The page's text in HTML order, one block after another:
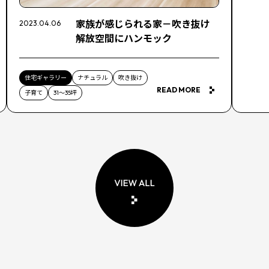
2023.04.06
家族が感じられる家－吹き抜け
解放空間にハンモック
住宅ギャラリー ナチュラル
吹き抜け
子育て
31～35坪 READ MORE